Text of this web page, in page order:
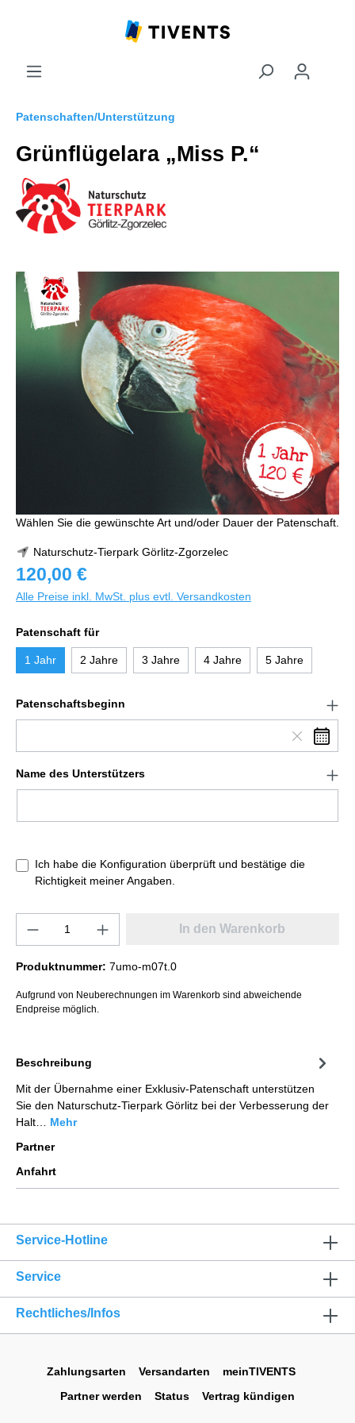
Patenschaften/Unterstützung
Grünflügelara „Miss P.“
Wählen Sie die gewünschte Art und/oder Dauer der Patenschaft.
Naturschutz-Tierpark Görlitz-Zgorzelec
120,00 €
Alle Preise inkl. MwSt. plus evtl. Versandkosten
Patenschaft für
1 Jahr 2 Jahre 3 Jahre 4 Jahre 5 Jahre
Patenschaftsbeginn
Name des Unterstützers
Ich habe die Konfiguration überprüft und bestätige die
Richtigkeit meiner Angaben.
In den Warenkorb
Produktnummer: 7umo-m07t.0
Aufgrund von Neuberechnungen im Warenkorb sind abweichende
Endpreise möglich.
Beschreibung
Mit der Übernahme einer Exklusiv-Patenschaft unterstützen
Sie den Naturschutz-Tierpark Görlitz bei der Verbesserung der
Halt… Mehr
Partner
Anfahrt
Service-Hotline
Service
Rechtliches/Infos
Zahlungsarten Versandarten
meinTIVENTS
Partner werden
Status Vertrag kündigen